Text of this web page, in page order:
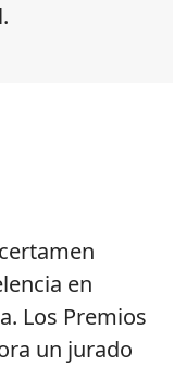
en
Los Premios
un jurado